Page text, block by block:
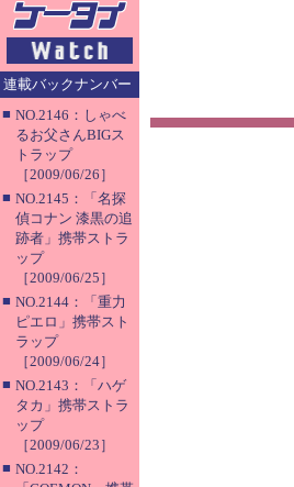
連載バックナンバー
■ NO.2146：しゃべ
るお父さんBIGス
トラップ
［2009/06/26］
■ NO.2145：「名探
偵コナン 漆黒の追
跡者」携帯ストラ
ップ
［2009/06/25］
■ NO.2144：「重力
ピエロ」携帯スト
ラップ
［2009/06/24］
■ NO.2143：「ハゲ
タカ」携帯ストラ
ップ
［2009/06/23］
■ NO.2142：